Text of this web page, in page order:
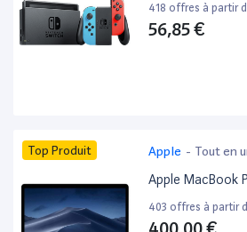
418 offres à partir
56,85 €
Top Produit Apple - Tout en
Apple MacBook
403 offres à partir